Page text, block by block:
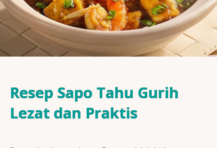
Resep Daging
Resep Sapo Tahu Gurih
Lezat dan Praktis